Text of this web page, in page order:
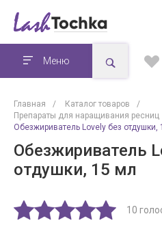
Меню
Главная / Каталог товаров
/
Препараты для наращивания ресниц
Обезжириватель Lovely без отдушки,
Обезжириватель
отдушки, 15 мл
10